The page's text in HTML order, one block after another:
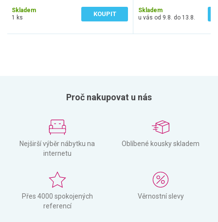
Skladem
1 ks
KOUPIT
Skladem
u vás od 9.8. do 13.8.
Proč nakupovat u nás
Nejširší výběr nábytku na
internetu
Oblíbené kousky skladem
Přes 4000 spokojených
referencí
Věrnostní slevy